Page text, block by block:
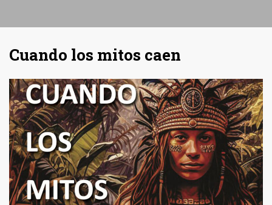
Cuando los mitos caen